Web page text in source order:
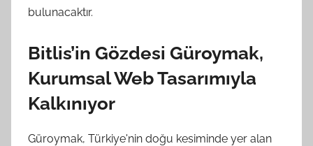
bulunacaktır.
Bitlis’in Gözdesi Güroymak,
Kurumsal Web Tasarımıyla
Kalkınıyor
Güroymak, Türkiye'nin doğu kesiminde yer alan